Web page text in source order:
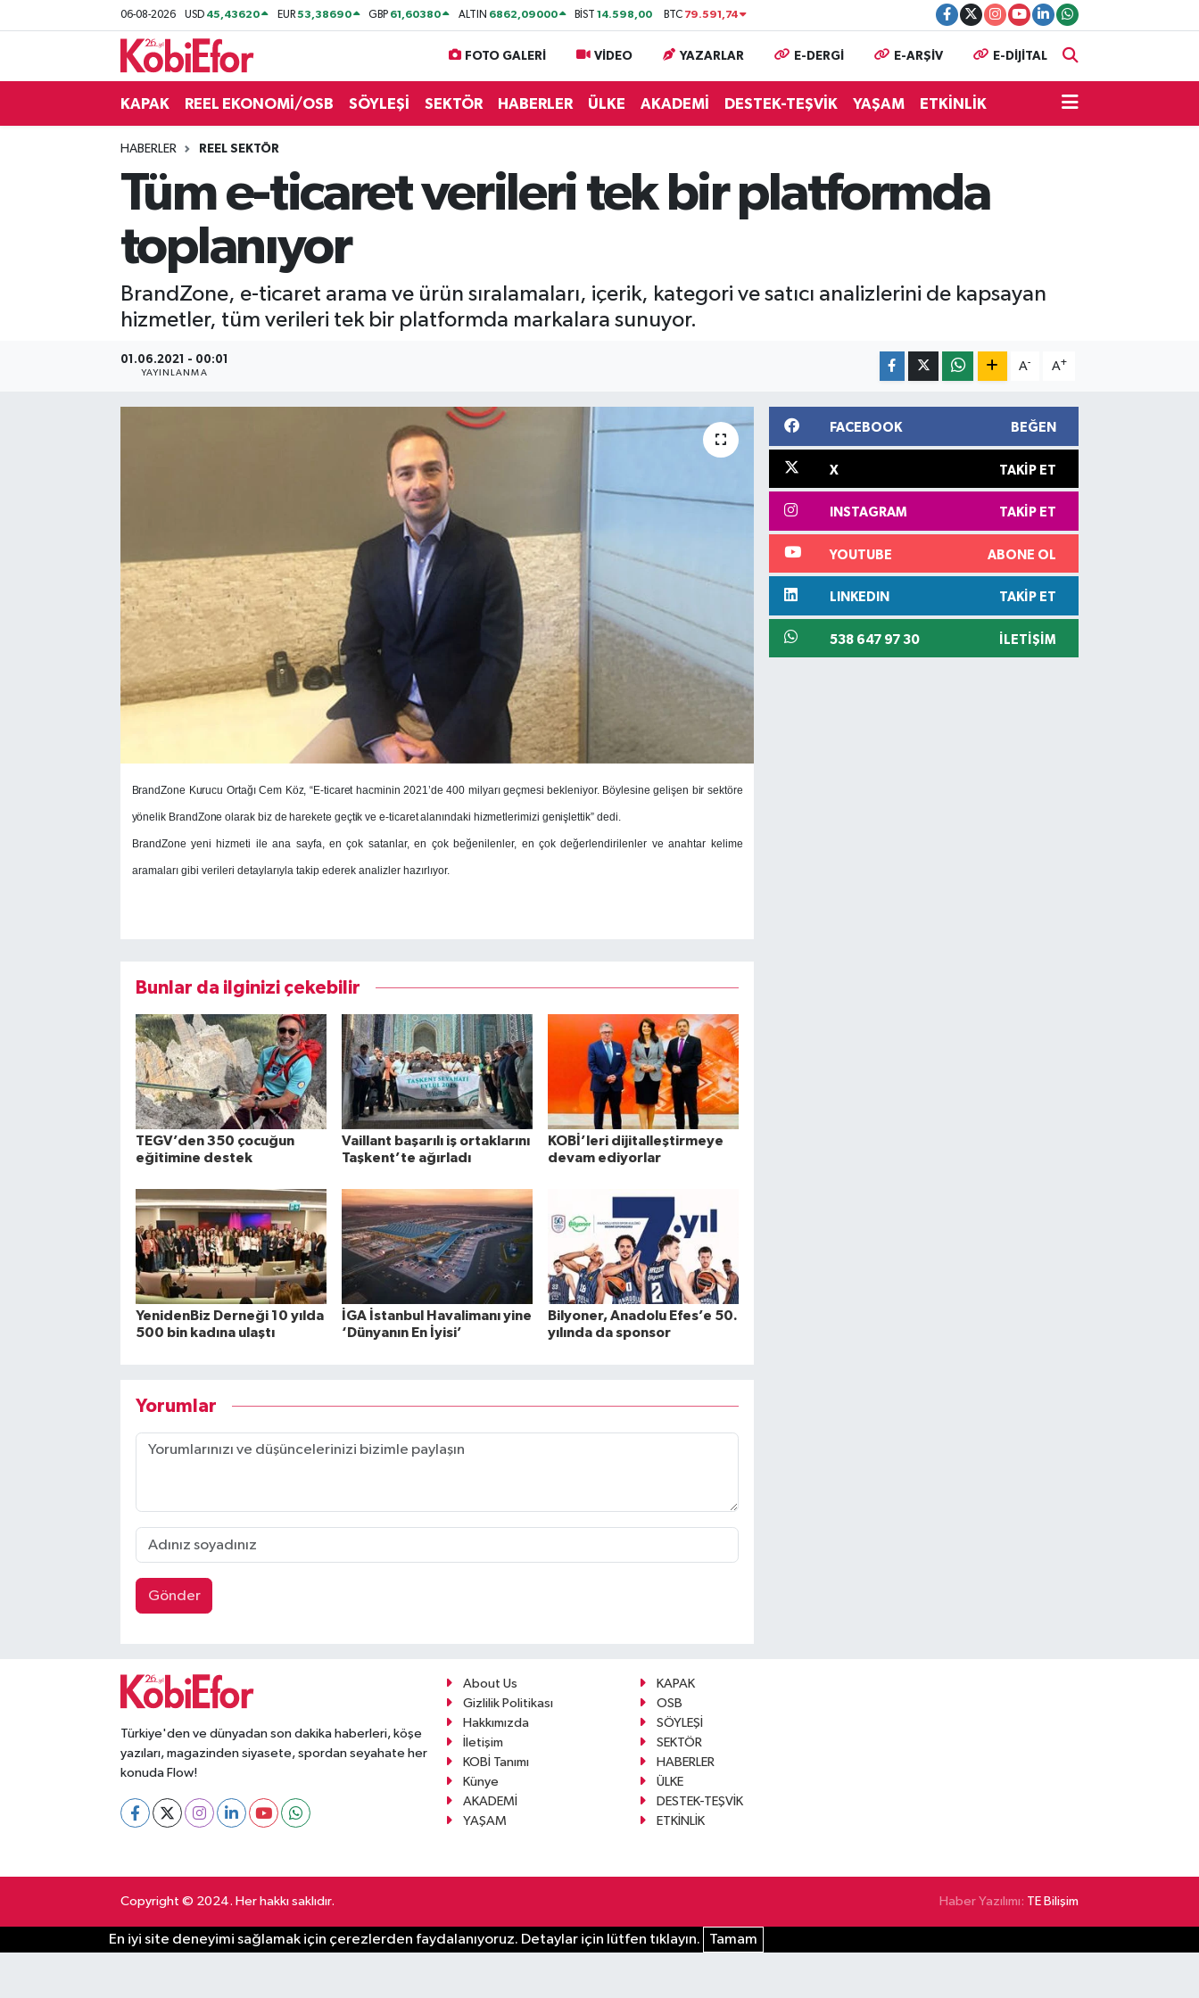
06-08-2026 USD 45,43620 EUR53,38690 GBP 61,60380 ALTIN 6862,09000 BİST14.598,00 BTC 79.591,74
FOTO GALERİ VİDEO YAZARLAR E-DERGİ E-ARŞİV E-DİJİTAL
KAPAK REEL EKONOMİ/OSB SÖYLEŞİ SEKTÖR HABERLER ÜLKE AKADEMİ DESTEK-TEŞVİK YAŞAM ETKİNLİK
HABERLER REEL SEKTÖR
Tüm e-ticaret verileri tek bir platformda
toplanıyor
BrandZone, e-ticaret arama ve ürün sıralamaları, içerik, kategori ve satıcı analizlerini de kapsayan
hizmetler, tüm verileri tek bir platformda markalara sunuyor.
01.06.2021 - 00:01
YAYINLANMA
A- A+
BrandZone Kurucu Ortağı Cem Köz, “E-ticaret hacminin 2021’de 400 milyarı geçmesi bekleniyor. Böylesine gelişen bir sektöre
yönelik BrandZone olarak biz de harekete geçtik ve e-ticaret alanındaki hizmetlerimizi genişlettik” dedi.
BrandZone yeni hizmeti ile ana sayfa, en çok satanlar, en çok beğenilenler, en çok değerlendirilenler ve anahtar kelime
aramaları gibi verileri detaylarıyla takip ederek analizler hazırlıyor.
Bunlar da ilginizi çekebilir
TEGV’den 350 çocuğun
eğitimine destek
Vaillant başarılı iş ortaklarını
Taşkent’te ağırladı
KOBİ’leri dijitalleştirmeye
devam ediyorlar
YenidenBiz Derneği 10 yılda
500 bin kadına ulaştı
İGA İstanbul Havalimanı yine
‘Dünyanın En İyisi’
Bilyoner, Anadolu Efes’e 50.
yılında da sponsor
Yorumlar
Gönder
FACEBOOK BEĞEN
X TAKIP ET
INSTAGRAM TAKIP ET
YOUTUBE ABONE OL
LINKEDIN TAKIP ET
538 647 97 30 İLETIŞIM
Türkiye'den ve dünyadan son dakika haberleri, köşe
yazıları, magazinden siyasete, spordan seyahate her
konuda Flow!
About Us
KAPAK
Gizlilik Politikası
OSB
Hakkımızda
SÖYLEŞİ
İletişim
SEKTÖR
KOBİ Tanımı
HABERLER
Künye
ÜLKE
AKADEMİ
DESTEK-TEŞVİK
YAŞAM
ETKİNLİK
Copyright © 2024. Her hakkı saklıdır. Haber Yazılımı: TE Bilişim
En iyi site deneyimi sağlamak için çerezlerden faydalanıyoruz. Detaylar için lütfen tıklayın. Tamam
BİLİŞİM PANO
HABERLER